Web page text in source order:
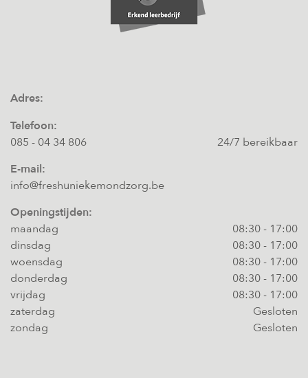
Adres:
Telefoon:
085 - 04 34 806
24/7 bereikbaar
E-mail:
info@freshuniekemondzorg.be
Openingstijden:
maandag
08:30- 17:00
dinsdag
08:30- 17:00
woensdag
08:30- 17:00
donderdag
08:30- 17:00
vrijdag
08:30- 17:00
zaterdag
Gesloten
zondag
Gesloten